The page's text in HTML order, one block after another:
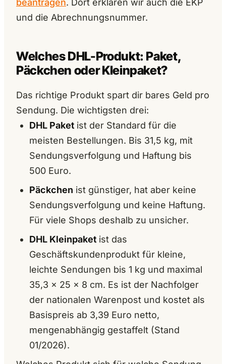
beantragen. Dort erklären wir auch die EKP
und die Abrechnungsnummer.
Welches DHL-Produkt: Paket,
Päckchen oder Kleinpaket?
Das richtige Produkt spart dir bares Geld pro
Sendung. Die wichtigsten drei:
DHL Paket ist der Standard für die
meisten Bestellungen. Bis 31,5 kg, mit
Sendungsverfolgung und Haftung bis
500 Euro.
Päckchen ist günstiger, hat aber keine
Sendungsverfolgung und keine Haftung.
Für viele Shops deshalb zu unsicher.
DHL Kleinpaket ist das
Geschäftskundenprodukt für kleine,
leichte Sendungen bis 1 kg und maximal
35,3 × 25 × 8 cm. Es ist der Nachfolger
der nationalen Warenpost und kostet als
Basispreis ab 3,39 Euro netto,
mengenabhängig gestaffelt (Stand
01/2026).